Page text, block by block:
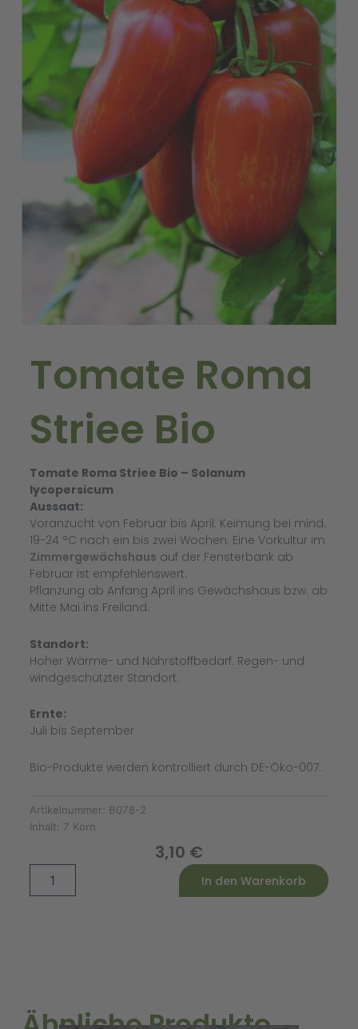
Tomate Roma
Striee Bio
Tomate Roma Striee Bio – Solanum
lycopersicum
Aussaat:
Voranzucht von Februar bis April. Keimung bei mind.
19-24 °C nach ein bis zwei Wochen. Eine Vorkultur im
Zimmergewächshaus auf der Fensterbank ab
Februar ist empfehlenswert.
Pflanzung ab Anfang April ins Gewächshaus bzw. ab
Mitte Mai ins Freiland.
Standort:
Hoher Wärme- und Nährstoffbedarf. Regen- und
windgeschützter Standort.
Ernte:
Juli bis September
Bio-Produkte werden kontrolliert durch DE-Öko-007.
Artikelnummer: B078-2
Inhalt: 7 Korn
3,10 €
Roma
In den Warenkorb
Alternative: